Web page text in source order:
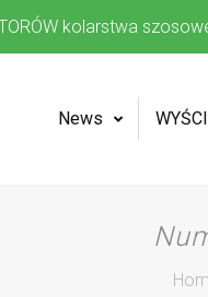
kolarstwa
News